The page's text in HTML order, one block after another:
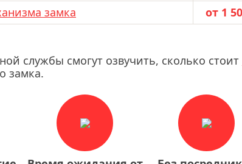
замка
от 1
службы смогут озвучить, сколько стоит
замка.